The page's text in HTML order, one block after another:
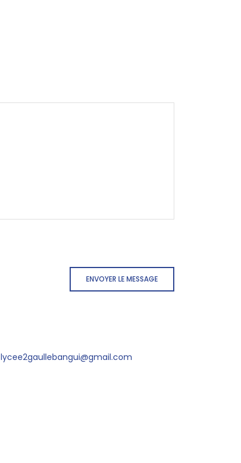
ENVOYER LE MESSAGE
lycee2gaullebangui@gmail.com